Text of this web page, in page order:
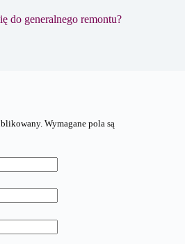
do generalnego remontu?
Wymagane pola są